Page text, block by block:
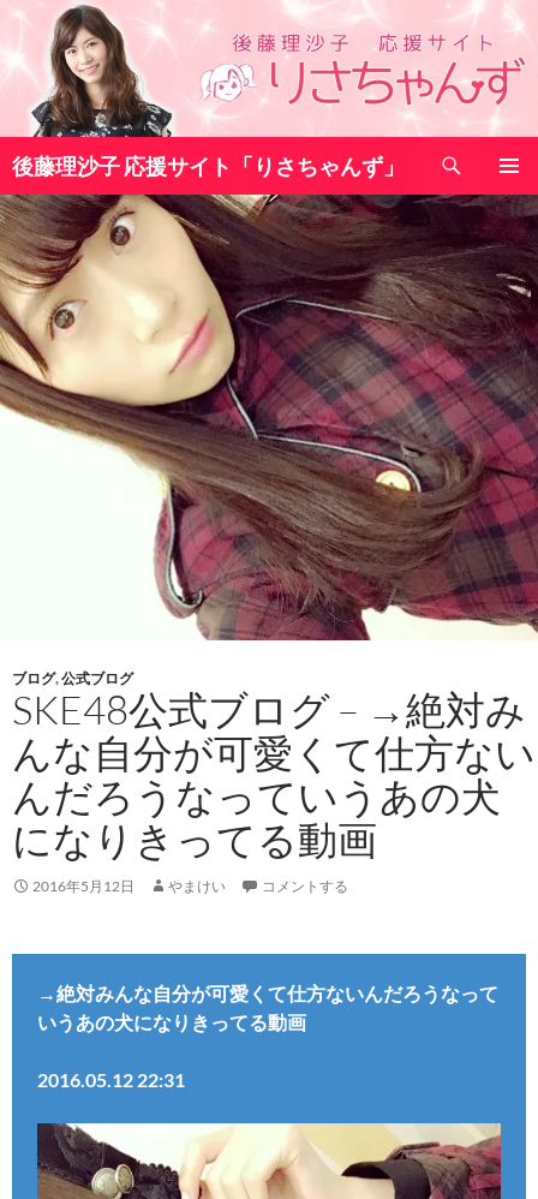
コ
テ
へ
ス
キ
ッ
プ
後藤理沙子 応援サイト「りさちゃんず」
索
メインメ
ニュー
ブログ,公式ブログ
SKE48公式ブログ – →絶対み
んな自分が可愛くて仕方ない
んだろうなっていうあの犬
になりきってる動画
2016年5月12日 やまけい コメントする
→絶対みんな自分が可愛くて仕方ないんだろうなって
いうあの犬になりきってる動画
2016.05.12 22:31